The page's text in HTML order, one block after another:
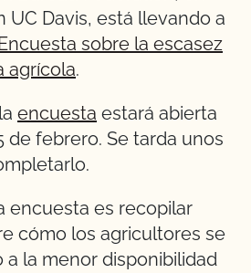
UC Davis, está llevando a
sobre la escasez
agrícola.
encuesta estará abierta
de febrero. Se tarda unos
encuesta es recopilar
cómo los agricultores se
a la menor disponibilidad